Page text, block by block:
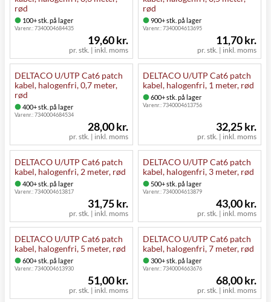
rød
100+ stk. på lager
Varenr.:7340004684435
pr. stk. | inkl. moms
19,60 kr.
rød
900+ stk. på lager
Varenr.:7340004613695
pr. stk. | inkl. moms
11,70 kr.
DELTACO U/UTP Cat6 patch
kabel, halogenfri, 0,7 meter,
rød
400+ stk. på lager
Varenr.:7340004684534
pr. stk. | inkl. moms
28,00 kr.
DELTACO U/UTP Cat6 patch
kabel, halogenfri, 1 meter, rød
600+ stk. på lager
Varenr.:7340004613756
pr. stk. | inkl. moms
32,25 kr.
DELTACO U/UTP Cat6 patch
kabel, halogenfri, 2 meter, rød
400+ stk. på lager
Varenr.:7340004613817
pr. stk. | inkl. moms
31,75 kr.
DELTACO U/UTP Cat6 patch
kabel, halogenfri, 3 meter, rød
500+ stk. på lager
Varenr.:7340004613879
pr. stk. | inkl. moms
43,00 kr.
DELTACO U/UTP Cat6 patch
kabel, halogenfri, 5 meter, rød
600+ stk. på lager
Varenr.:7340004613930
pr. stk. | inkl. moms
51,00 kr.
DELTACO U/UTP Cat6 patch
kabel, halogenfri, 7 meter, rød
300+ stk. på lager
Varenr.:7340004663676
pr. stk. | inkl. moms
68,00 kr.